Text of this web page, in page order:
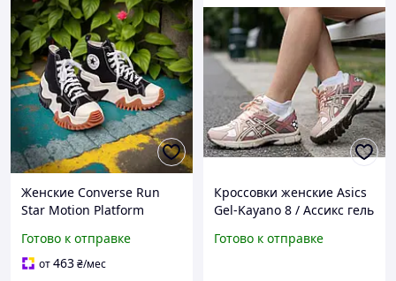
Женские Converse Run
Star Motion Platform
конверс ран стар мотион
36-41
Готово к отправке
от463₴/мес
Кроссовки женские Asics
Gel-Kayano 8 / Ассикс гель
весна-лето-осень
Готово к отправке